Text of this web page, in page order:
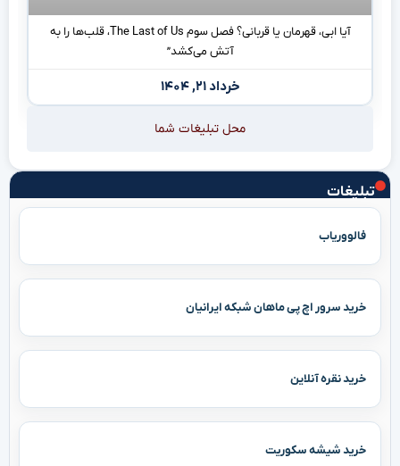
تبلیغات
فالووریاب
خرید سرور اچ پی ماهان شبکه ایرانیان
خرید نقره آنلاین
خرید شیشه سکوریت
آیا ابی، قهرمان یا قربانی؟ فصل سوم The Last of Us، قلب‌ها را به
آتش می‌کشد”
خرداد ۲۱, ۱۴۰۴
محل تبلیغات شما